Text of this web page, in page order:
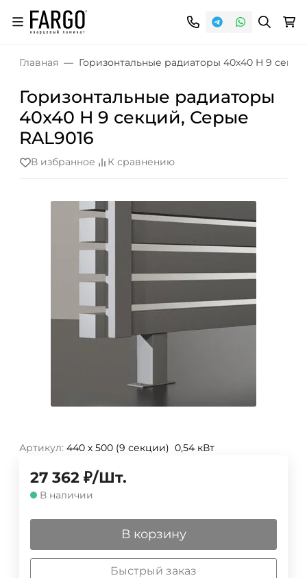
Главная Горизонтальные радиаторы 40x40 H 9
Горизонтальные радиаторы
40x40 H 9 секций, Серые
RAL9016
В избранное К сравнению
Артикул: 440 х 500 (9 секции) 0,54 кВт
27 362 ₽/Шт.
В наличии
В корзину
Быстрый заказ